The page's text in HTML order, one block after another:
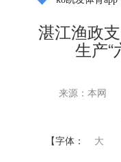
湛江渔政
生产“
来源：本网
【字体：
大